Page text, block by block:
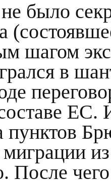
было
шагом
в
ЕС.
После